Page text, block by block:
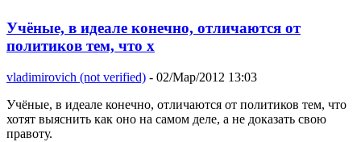
Учёные, в идеале конечно, отличаются от
политиков тем, что х
vladimirovich (not verified) - 02/Мар/2012 13:03
Учёные, в идеале конечно, отличаются от политиков тем, что
хотят выяснить как оно на самом деле, а не доказать свою
правоту.